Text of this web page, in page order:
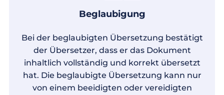
Beglaubigung
Bei der beglaubigten Übersetzung bestätigt
der Übersetzer, dass er das Dokument
inhaltlich vollständig und korrekt übersetzt
hat. Die beglaubigte Übersetzung kann nur
von einem beeidigten oder vereidigten